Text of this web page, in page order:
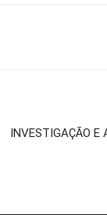
INVESTIGAÇÃO E